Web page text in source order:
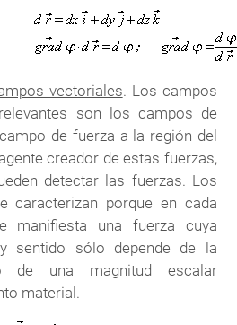
vectoriales. Los campos
son los campos de
de fuerza a la región del
creador de estas fuerzas,
detectar las fuerzas. Los
caracterizan porque en cada
manifiesta una fuerza cuya
sentido sólo depende de la
de una magnitud escalar
material.